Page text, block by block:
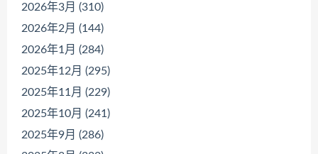
2026年3月 (310)
2026年2月 (144)
2026年1月 (284)
2025年12月 (295)
2025年11月 (229)
2025年10月 (241)
2025年9月 (286)